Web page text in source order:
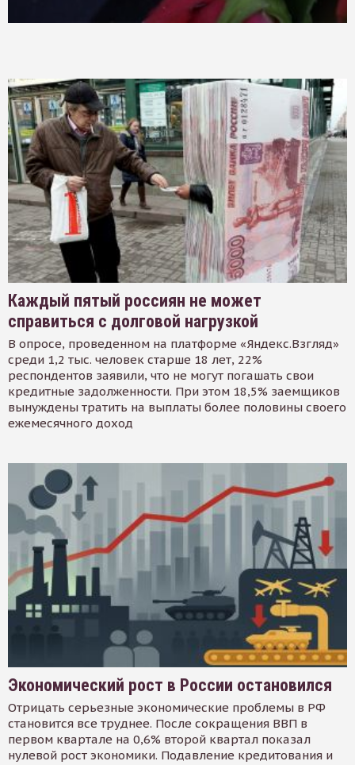
Каждый пятый россиян не может
справиться с долговой нагрузкой
В опросе, проведенном на платформе «Яндекс.Взгляд»
среди 1,2 тыс. человек старше 18 лет, 22%
респондентов заявили, что не могут погашать свои
кредитные задолженности. При этом 18,5% заемщиков
вынуждены тратить на выплаты более половины своего
ежемесячного доход
Экономический рост в России остановился
Отрицать серьезные экономические проблемы в РФ
становится все труднее. После сокращения ВВП в
первом квартале на 0,6% второй квартал показал
нулевой рост экономики. Подавление кредитования и